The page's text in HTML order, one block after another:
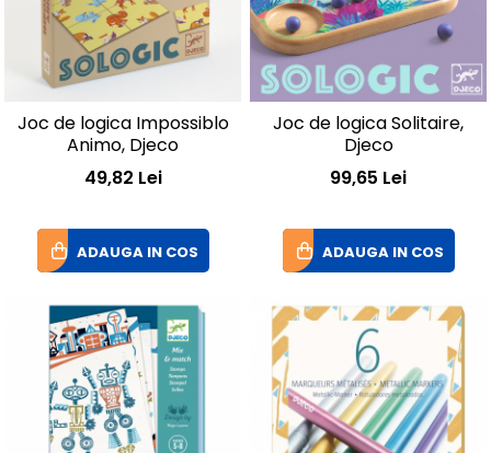
Joc de logica Impossiblo
Animo, Djeco
49,82 Lei
ADAUGA IN COS
Joc de logica Solitaire,
Djeco
99,65 Lei
ADAUGA IN COS